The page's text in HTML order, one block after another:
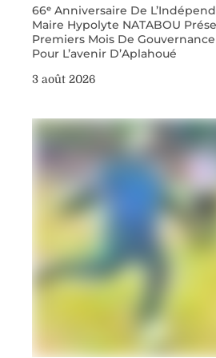
66ᵉ Anniversaire De
Maire Hypolyte NATABOU
Premiers Mois De
Pour L’avenir D’Aplahoué
3 août 2026